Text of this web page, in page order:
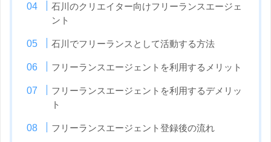
石川のクリエイター向けフリーランスエージェ
ント
石川でフリーランスとして活動する方法
フリーランスエージェントを利用するメリット
フリーランスエージェントを利用するデメリッ
ト
フリーランスエージェント登録後の流れ